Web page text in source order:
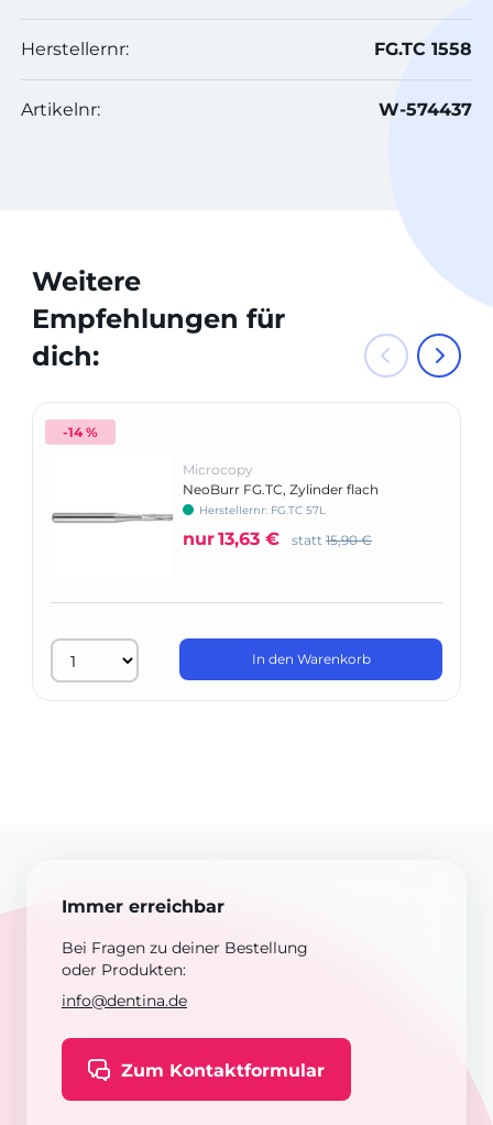
Herstellernr: FG.TC 1558
Artikelnr: W-574437
Weitere
Empfehlungen für
dich:
-14 %
Microcopy
NeoBurr FG.TC, Zylinder flach
Herstellernr: FG.TC 57L
nur13,63 € statt 15,90 €
In den Warenkorb
Immer erreichbar
Bei Fragen zu deiner Bestellung
oder Produkten:
info@dentina.de
Zum Kontaktformular